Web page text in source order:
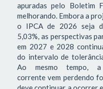
apuradas pelo Boletim
melhorando. Embora a
o IPCA de 2026 seja
5,03%, as perspectivas
em 2027 e 2028
do intervalo de
Ao mesmo tempo, a
corrente vem perdendo